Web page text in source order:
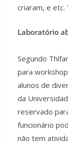
criaram, e etc.
Laboratório
Segundo
para
alunos de
da
reservado
funcionário
não tem